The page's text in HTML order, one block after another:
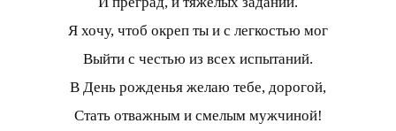
Я хочу, чтоб окреп ты и с легкостью мог
Выйти с честью из всех испытаний.
В День рожденья желаю тебе, дорогой,
Стать отважным и смелым мужчиной!